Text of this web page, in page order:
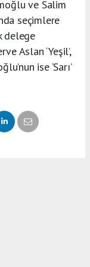
ve Salim
seçimlere
delege
Aslan ‘Yeşil’,
ise ‘Sarı’